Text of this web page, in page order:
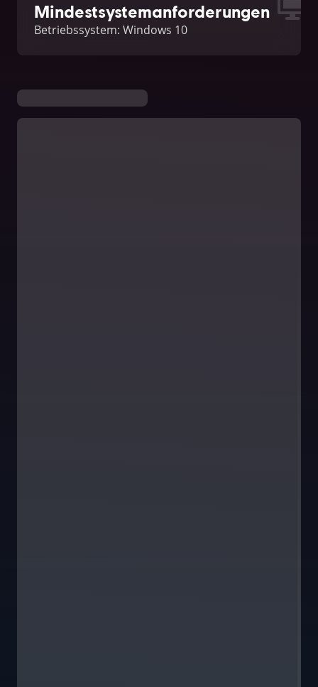
Mindestsystemanforderungen
Betriebssystem: Windows 10